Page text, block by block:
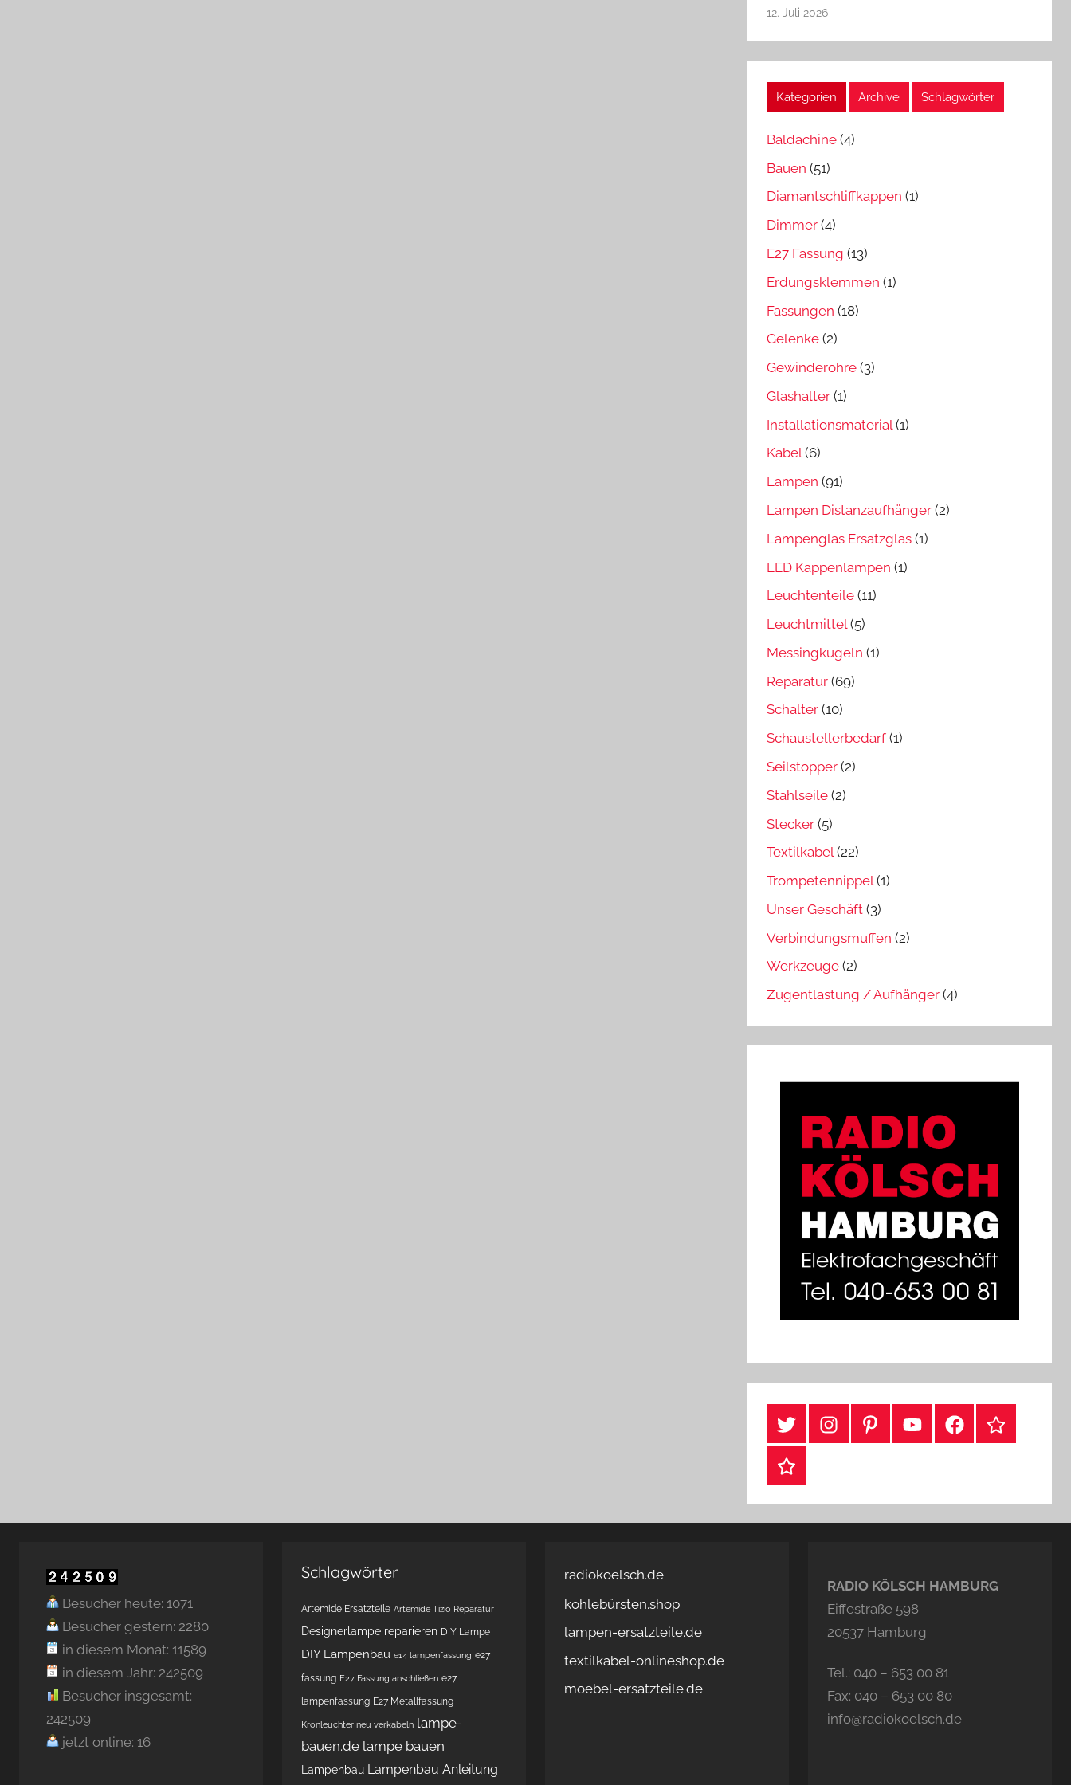
12. Juli 2026
Kategorien Archive Schlagwörter
Baldachine (4)
Bauen (51)
Diamantschliffkappen (1)
Dimmer (4)
E27 Fassung (13)
Erdungsklemmen (1)
Fassungen (18)
Gelenke (2)
Gewinderohre (3)
Glashalter (1)
Installationsmaterial (1)
Kabel(6)
Lampen (91)
Lampen Distanzaufhänger (2)
Lampenglas Ersatzglas (1)
LED Kappenlampen (1)
Leuchtenteile (11)
Leuchtmittel(5)
Messingkugeln (1)
Reparatur (69)
Schalter (10)
Schaustellerbedarf (1)
Seilstopper (2)
Stahlseile (2)
Stecker (5)
Textilkabel(22)
Trompetennippel(1)
Unser Geschäft (3)
Verbindungsmuffen (2)
Werkzeuge (2)
Zugentlastung / Aufhänger (4)
#TwitterInstagramPinterestYouTubeFacebook
TikTok
Webshop
Besucher heute: 1071
Besucher gestern: 2280
in diesem Monat: 11589
in diesem Jahr: 242509
Besucher insgesamt:
242509
jetzt online: 16
Schlagwörter
Artemide Ersatzteile Artemide Tizio Reparatur
Designerlampe reparieren DIY Lampe
DIY Lampenbau e14 lampenfassung e27
fassung E27 Fassung anschließen e27
lampenfassung E27 Metallfassung
Kronleuchter neu verkabeln lampe-
bauen.de lampe bauen
Lampenbau Lampenbau Anleitung
radiokoelsch.de
kohlebürsten.shop
lampen-ersatzteile.de
textilkabel-onlineshop.de
moebel-ersatzteile.de
RADIO KÖLSCH HAMBURG
Eiffestraße 598
20537 Hamburg
Tel.: 040 – 653 00 81
Fax: 040 – 653 00 80
info@radiokoelsch.de